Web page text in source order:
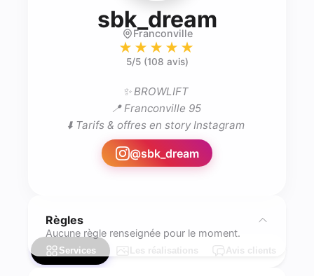
sbk_dream- Brow
Franconville
★★★★★
5/5 (108 avis)
✨ BROWLIFT
📍 Franconville 95
⬇️ Tarifs & offres en story Instagram
@sbk_dream
Règles
Aucune règle renseignée pour le moment.
Services Les réalisations Avis clients